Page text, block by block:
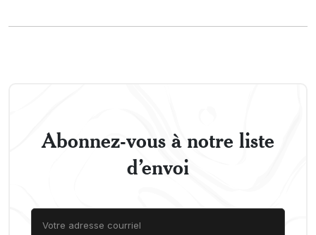
Abonnez-vous à notre liste
d’envoi